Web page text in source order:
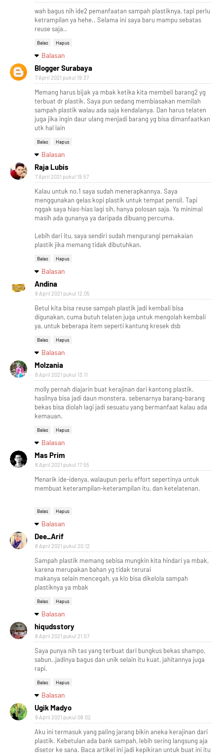
wah bagus nih ide2 pemanfaatan sampah plastiknya, tapi perlu
ketrampilan ya hehe.. Selama ini saya baru mampu sebatas
reuse saja..
Balas Hapus
Balasan
Blogger Surabaya
7 April 2021 pukul 19.37
Memang harus bijak ya mbak ketika kita membeli barang2 yg
terbuat dr plastik. Saya pun sedang membiasakan memilah
sampah plastik walau ada saja kendalanya. Dan harus telaten
juga jika ingin daur ulang menjadi barang yg bisa dimanfaatkan
utk hal lain
Balas Hapus
Balasan
Raja Lubis
7 April 2021 pukul 19.57
Kalau untuk no.1 saya sudah menerapkannya. Saya
menggunakan gelas kopi plastik untuk tempat pensil. Tapi
nggak saya hias-hias lagi sih, hanya polosan saja. Ya minimal
masih ada gunanya ya daripada dibuang percuma.
Lebih dari itu, saya sendiri sudah mengurangi pemakaian
plastik jika memang tidak dibutuhkan.
Balas Hapus
Balasan
Andina
8 April 2021 pukul 12.05
Betul kita bisa reuse sampah plastik jadi kembali bisa
digunakan, cuma butuh telaten juga untuk mengolah kembali
ya, untuk beberapa item seperti kantung kresek dsb
Balas Hapus
Balasan
Molzania
8 April 2021 pukul 13.11
molly pernah diajarin buat kerajinan dari kantong plastik.
hasilnya bisa jadi daun monstera. sebenarnya barang-barang
bekas bisa diolah lagi jadi sesuatu yang bermanfaat kalau ada
kemauan.
Balas Hapus
Balasan
Mas Prim
8 April 2021 pukul 17.55
Menarik ide-idenya, walaupun perlu effort sepertinya untuk
membuat keterampilan-keterampilan itu, dan ketelatenan.
Balas Hapus
Balasan
Dee_Arif
8 April 2021 pukul 20.12
Sampah plastik memang sebisa mungkin kita hindari ya mbak,
karena merupakan bahan yg tidak terurai
makanya selain mencegah, ya klo bisa dikelola sampah
plastiknya ya mbak
Balas Hapus
Balasan
hiqudsstory
8 April 2021 pukul 21.57
Saya punya nih tas yang terbuat dari bungkus bekas shampo,
sabun..jadinya bagus dan unik selain itu kuat, jahitannya juga
rapi.
Balas Hapus
Balasan
Ugik Madyo
9 April 2021 pukul 08.02
Aku ini termasuk yang paling jarang bikin aneka kerajinan dari
plastik. Kebetulan ada bank sampah, lebih sering langsung aja
disetor ke sana. Baca artikel ini jadi kepikiran untuk buat ini itu